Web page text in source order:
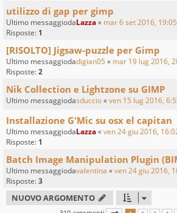
utilizzo di gap per gimp
Ultimo messaggiodaLazza« mar 6 set 2016, 19:05
Risposte: 1
[RISOLTO] Jigsaw-puzzle per Gimp
Ultimo messaggiodadigian05 « mar 19 lug 2016,
Risposte:2
Nik Collection e Lightzone su GIMP
Ultimo messaggiodasduccio«ven 15 lug 2016,
Installazione G'Mic su osx el capitan
Ultimo messaggiodaLazza«ven 24 giu 2016,
Risposte: 1
Batch Image Manipulation Plugin
Ultimo messaggiodavalentina «ven 24 giu 2016,
Risposte:3
NUOVO ARGOMENTO